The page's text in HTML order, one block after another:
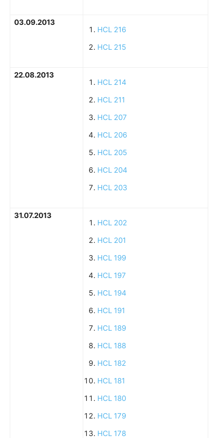
03.09.2013
HCL 216
HCL 215
22.08.2013
HCL 214
HCL 211
HCL 207
HCL 206
HCL 205
HCL 204
HCL 203
31.07.2013
HCL 202
HCL 201
HCL 199
HCL 197
HCL 194
HCL 191
HCL 189
HCL 188
HCL 182
HCL 181
HCL 180
HCL 179
HCL 178